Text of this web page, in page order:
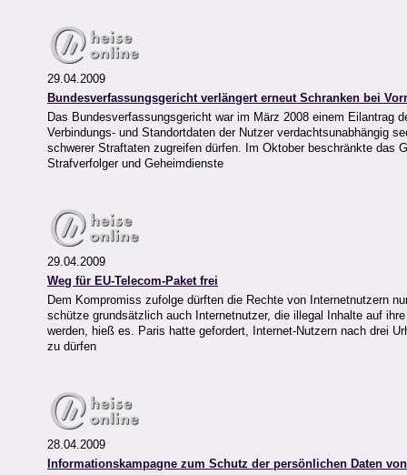
29.04.2009
Bundesverfassungsgericht verlängert erneut Schranken bei
Das Bundesverfassungsgericht war im März 2008 einem Eilantrag
Verbindungs- und Standortdaten der Nutzer verdachtsunabhängig
schwerer Straftaten zugreifen dürfen. Im Oktober beschränkte das
Strafverfolger und Geheimdienste
29.04.2009
Weg für EU-Telecom-Paket frei
Dem Kompromiss zufolge dürften die Rechte von Internetnutzern
schütze grundsätzlich auch Internetnutzer, die illegal Inhalte auf
werden, hieß es. Paris hatte gefordert, Internet-Nutzern nach drei
zu dürfen
28.04.2009
Informationskampagne zum Schutz der persönlichen Daten